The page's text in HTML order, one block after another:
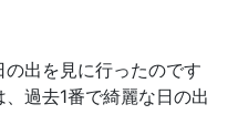
出を見に行ったのです
過去1番で綺麗な日の出